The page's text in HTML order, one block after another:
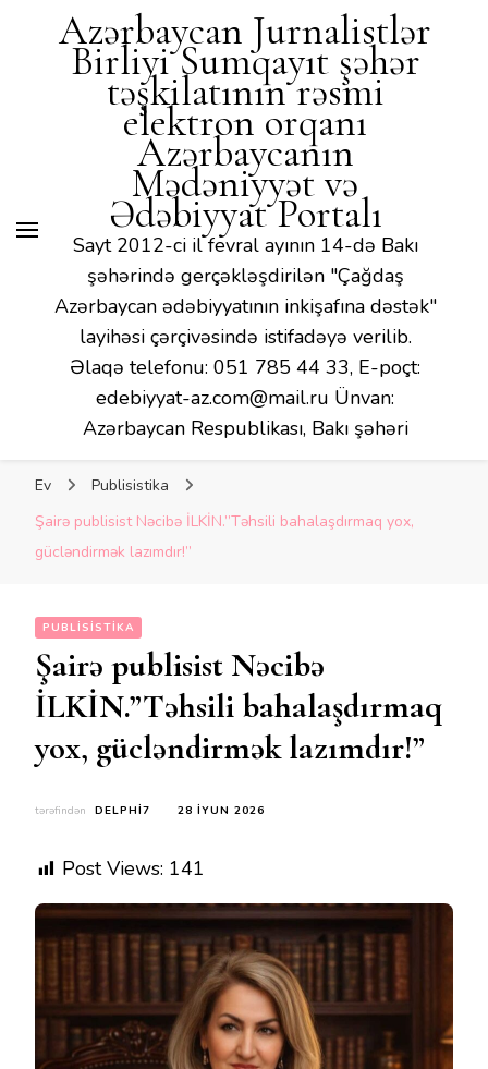
Mədəniyyət və Ədəbiyyat
Portalı
Azərbaycan Jurnalistlər
Birliyi Sumqayıt şəhər
təşkilatının rəsmi
elektron orqanı
Azərbaycanın
Mədəniyyət və
Ədəbiyyat Portalı
Sayt 2012-ci il fevral ayının 14-də Bakı
şəhərində gerçəkləşdirilən "Çağdaş
Azərbaycan ədəbiyyatının inkişafına dəstək"
layihəsi çərçivəsində istifadəyə verilib.
Əlaqə telefonu: 051 785 44 33, E-poçt:
edebiyyat-az.com@mail.ru Ünvan:
Azərbaycan Respublikası, Bakı şəhəri
Ev
Publisistika
Şairə publisist Nəcibə İLKİN.”Təhsili bahalaşdırmaq yox,
gücləndirmək lazımdır!”
PUBLISISTIKA
Şairə publisist Nəcibə
İLKİN.”Təhsili bahalaşdırmaq
yox, gücləndirmək lazımdır!”
tərəfindən DELPHI7 28 İYUN 2026
Post Views: 141